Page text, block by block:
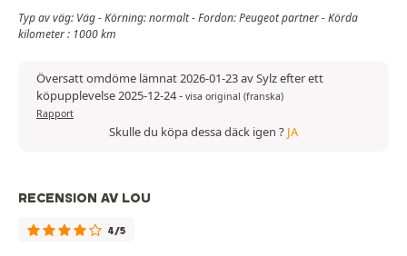
Typ av väg: Väg - Körning: normalt - Fordon: Peugeot partner - Körda
kilometer : 1000 km
Översatt omdöme lämnat 2026-01-23 av Sylz efter ett
köpupplevelse 2025-12-24- visa original (franska)
Rapport
Skulle du köpa dessa däck igen ? JA
RECENSION AV LOU
4/5